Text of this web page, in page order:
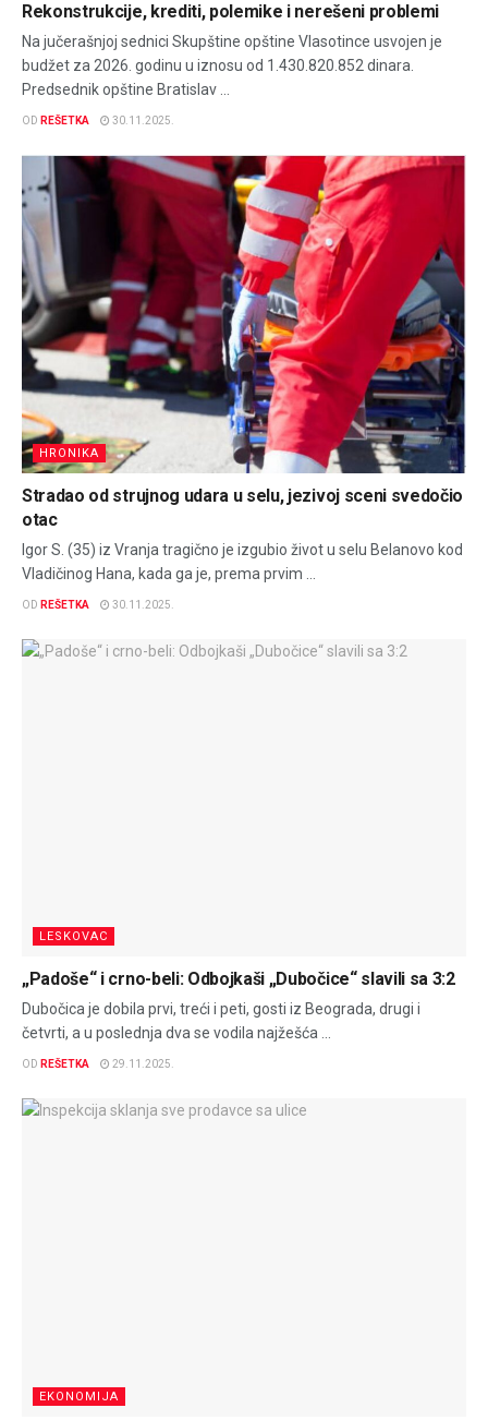
Rekonstrukcije, krediti, polemike i nerešeni problemi
Na jučerašnjoj sednici Skupštine opštine Vlasotince usvojen je
budžet za 2026. godinu u iznosu od 1.430.820.852 dinara.
Predsednik opštine Bratislav ...
OD REŠETKA 30.11.2025.
HRONIKA
Stradao od strujnog udara u selu, jezivoj sceni svedočio
otac
Igor S. (35) iz Vranja tragično je izgubio život u selu Belanovo kod
Vladičinog Hana, kada ga je, prema prvim ...
OD REŠETKA 30.11.2025.
LESKOVAC
„Padoše“ i crno-beli: Odbojkaši „Dubočice“ slavili sa 3:2
Dubočica je dobila prvi, treći i peti, gosti iz Beograda, drugi i
četvrti, a u poslednja dva se vodila najžešća ...
OD REŠETKA 29.11.2025.
EKONOMIJA